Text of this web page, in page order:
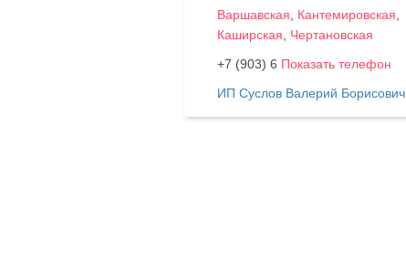
Варшавская, Кантемировская,
Каширская, Чертановская
+7 (903) 6 Показать телефон
ИП Суслов Валерий Борисович